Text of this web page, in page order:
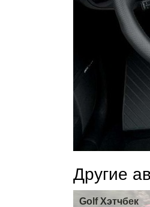
Другие
Golf Хэтчбек